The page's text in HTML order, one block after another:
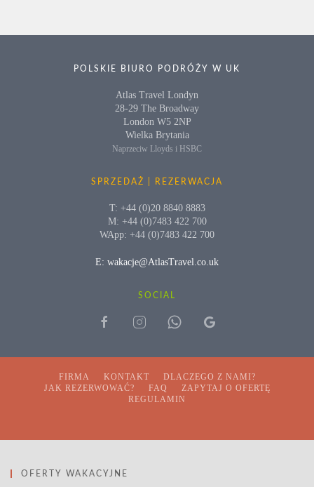
POLSKIE BIURO PODRÓŻY W UK
Atlas Travel Londyn
28-29 The Broadway
London W5 2NP
Wielka Brytania
Naprzeciw Lloyds i HSBC
SPRZEDAŻ | REZERWACJA
T: +44 (0)20 8840 8883
M: +44 (0)7483 422 700
WApp: +44 (0)7483 422 700
E: wakacje@AtlasTravel.co.uk
SOCIAL
FIRMA KONTAKT
DLACZEGO Z NAMI?
JAK REZERWOWAĆ?
FAQ
ZAPYTAJ O OFERTĘ
REGULAMIN
OFERTY WAKACYJNE